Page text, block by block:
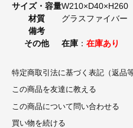
サイズ・容量W210×D40×H260
材質
グラスファイバ
備考
その他
在庫 ： 在庫あり
特定商取引法に基づく表記（返品等
この商品を友達に教える
この商品について問い合わせる
買い物を続ける